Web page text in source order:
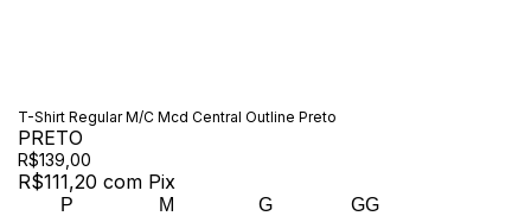
T-Shirt Regular M/C Mcd Central Outline Preto
PRETO
R$139,00
R$111,20 com Pix
P M G GG